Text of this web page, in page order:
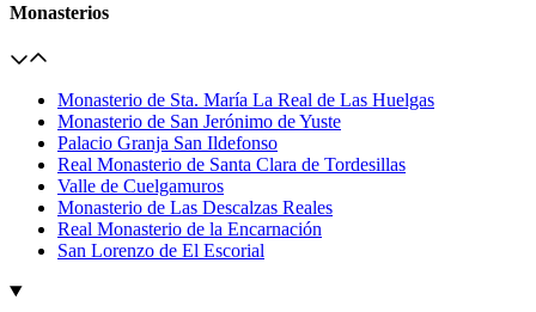
Monasterios
Monasterio de Sta. María La Real de Las Huelgas
Monasterio de San Jerónimo de Yuste
Palacio Granja San Ildefonso
Real Monasterio de Santa Clara de Tordesillas
Valle de Cuelgamuros
Monasterio de Las Descalzas Reales
Real Monasterio de la Encarnación
San Lorenzo de El Escorial